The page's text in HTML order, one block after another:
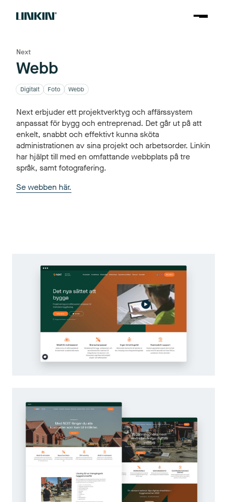
Next
Webb
Digitalt Foto Webb
Next erbjuder ett projektverktyg och affärssystem
anpassat för bygg och entreprenad. Det går ut på att
enkelt, snabbt och effektivt kunna sköta
administrationen av sina projekt och arbetsorder. Linkin
har hjälpt till med en omfattande webbplats på tre
språk, samt fotografering.
Se webben här.